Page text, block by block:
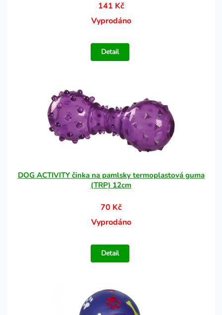
141 Kč
Vyprodáno
Detail
DOG ACTIVITY činka na pamlsky termoplastová guma
(TRP) 12cm
70 Kč
Vyprodáno
Detail